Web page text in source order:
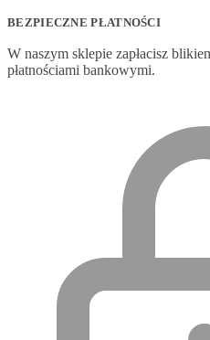
BEZPIECZNE PŁATNOŚCI
W naszym sklepie zapłacisz
płatnościami bankowymi.